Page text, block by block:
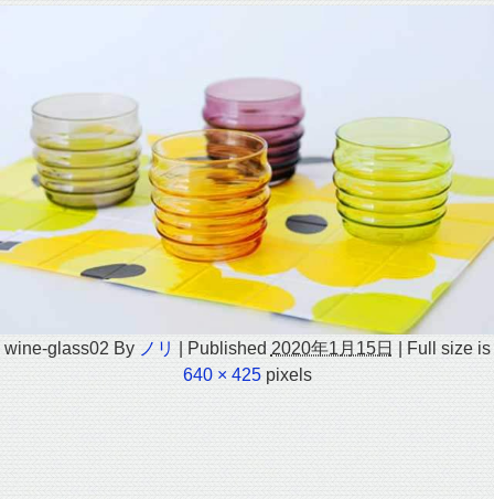
wine-glass02 By ノリ | Published 2020年1月15日 | Full size is
640 × 425pixels